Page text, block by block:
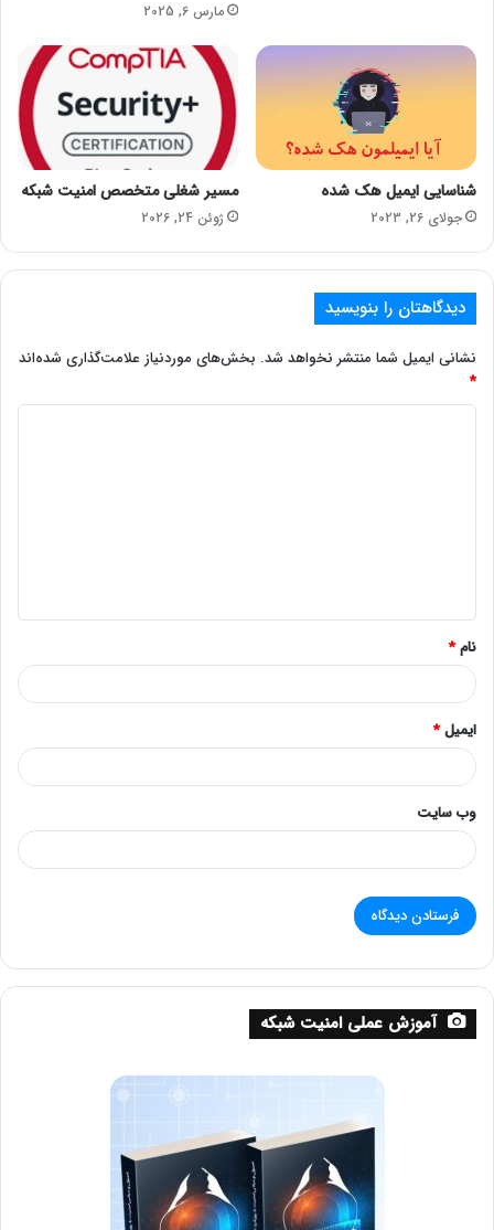
مارس 6, 2025
شناسایی ایمیل هک شده
جولای 26, 2023
مسیر شغلی متخصص امنیت شبکه
ژوئن 24, 2026
دیدگاهتان را بنویسید
نشانی ایمیل شما منتشر نخواهد شد. بخش‌های موردنیاز علامت‌گذاری شده‌اند
*
نام*
ایمیل*
وب‌ سایت
آموزش عملی امنیت شبکه